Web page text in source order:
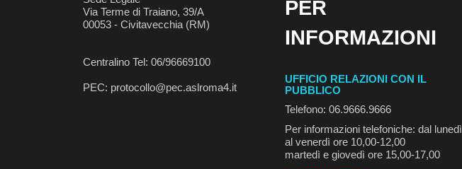
Via Terme di Traiano, 39/A
00053 - Civitavecchia (RM)
Centralino Tel: 06/96669100
PEC: protocollo@pec.aslroma4.it
PER
INFORMAZIONI
UFFICIO RELAZIONI CON IL
PUBBLICO
Telefono: 06.9666.9666
Per informazioni telefoniche: dal lunedì
al venerdì ore 10,00-12,00
martedì e giovedì ore 15,00-17,00